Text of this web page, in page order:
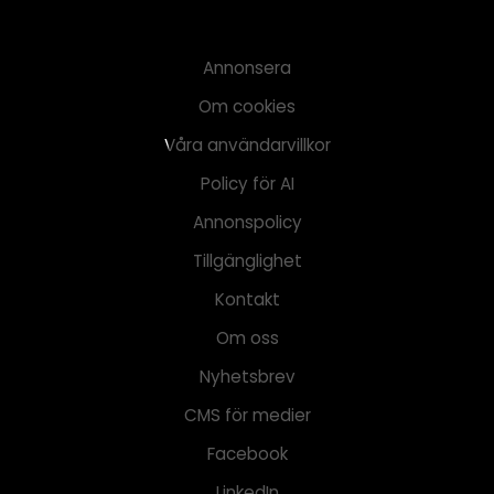
Annonsera
Om cookies
Våra användarvillkor
Policy för AI
Annonspolicy
Tillgänglighet
Kontakt
Om oss
Nyhetsbrev
CMS för medier
Facebook